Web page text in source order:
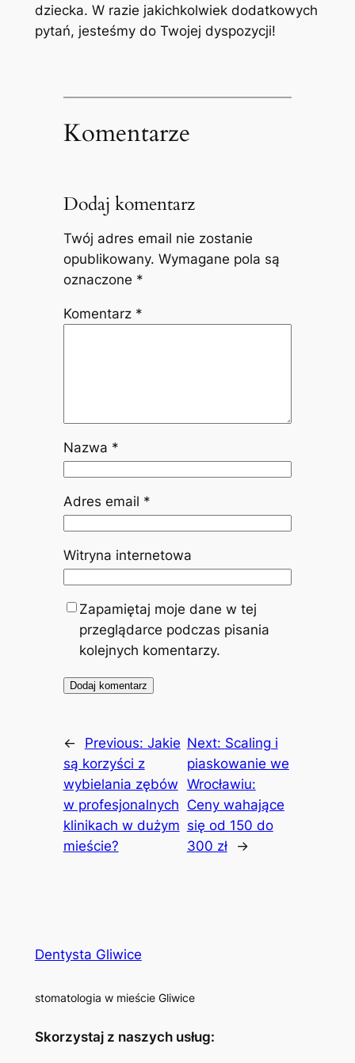
dziecka. W razie jakichkolwiek dodatkowych
pytań, jesteśmy do Twojej dyspozycji!
Komentarze
Dodaj komentarz
Twój adres email nie zostanie
opublikowany. Wymagane pola są
oznaczone *
Komentarz *
Nazwa *
Adres email *
Witryna internetowa
Zapamiętaj moje dane w tej
przeglądarce podczas pisania
kolejnych komentarzy.
← Previous: Jakie
są korzyści z
wybielania zębów
w profesjonalnych
klinikach w dużym
mieście?
Next: Scaling i
piaskowanie we
Wrocławiu:
Ceny wahające
się od 150 do
300 zł
→
Dentysta Gliwice
stomatologia w mieście Gliwice
Skorzystaj z naszych usług: